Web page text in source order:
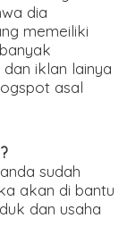
dia
memeiliki
iklan lainya
asal
sudah
akan di bantu
dan usaha